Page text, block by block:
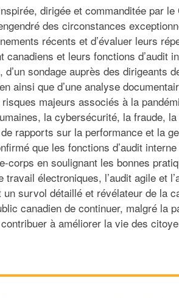
dirigée et commanditée par
des circonstances
récents et d’évaluer leurs
canadiens et leurs fonctions d’audit
d’un sondage auprès des dirigeants
ainsi que d’une analyse
majeurs associés à la
la cybersécurité, la fraude,
rapports sur la performance et la
que les fonctions d’audit
corps en soulignant les bonnes
travail électroniques, l’audit agile et
un survol détaillé et révélateur de la
canadien de continuer, malgré la
à améliorer la vie des